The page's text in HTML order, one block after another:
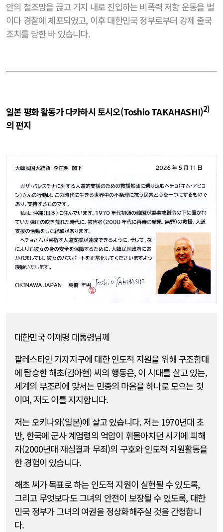
안의 철조망을 끊고 기지 내로 진입하는 비폭력 저항 운동을 벌
이다 경찰에 체포되었고, 이후 대한민국 정부로부터 강제 출국
조치를 당한 바 있습니다.
일본 평화 활동가 다카하시토시오(Toshio TAKAHASHI)2)
의 편지
대한민국 이재명 대통령님께
팔레스타인 가자지구에 대한 인도적 지원을 위해 구조함대
에 탑승한 해초(김아현) 씨의 행동은, 이 시대를 살고 있는,
세계의 부조리에 맞서는 민중의 마음을 하나로 모으는 것
이며, 저도 이를 지지합니다.
저는 오키나와(일본)에 살고 있습니다. 저는 1970년대 초
반, 한국에 군사 계엄령의 억압이 휘몰아치던 시기에 피해
자(2000년대 재심결과 무죄)의 구호와 인도적 지원활동을
한 경험이 있습니다.
해초 씨가 목표로 하는 인도적 지원이 실현될 수 있도록,
그리고 무엇보다도 그녀의 안전이 보장될 수 있도록, 대한
민국 정부가 그녀의 여권을 정상화해주실 것을 간청합니
다.